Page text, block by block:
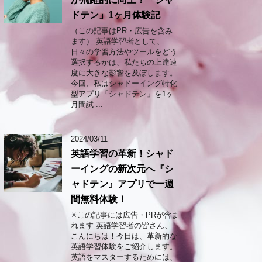
ドテン」1ヶ月体験記
（この記事はPR・広告を含み
ます） 英語学習者として、
日々の学習方法やツールをどう
選択するかは、私たちの上達速
度に大きな影響を及ぼします。
今回、私はシャドーイング特化
型アプリ「シャドテン」を1ヶ
月間試 ...
2024/03/11
英語学習の革新！シャド
ーイングの新次元へ『シ
ャドテン』アプリで一週
間無料体験！
✳︎この記事には広告・PRが含ま
れます 英語学習者の皆さん、
こんにちは！今日は、革新的な
英語学習体験をご紹介します。
英語をマスターするためには、